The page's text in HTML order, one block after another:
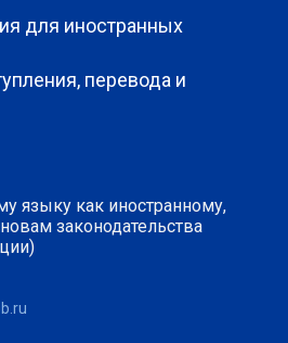
для иностранных
перевода и
языку как иностранному,
законодательства